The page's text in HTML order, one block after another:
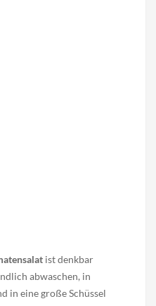
ist denkbar
abwaschen, in
in eine große Schüssel